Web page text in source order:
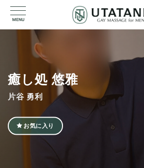
MENU
癒し処 悠雅
片谷 勇利
お気に入り